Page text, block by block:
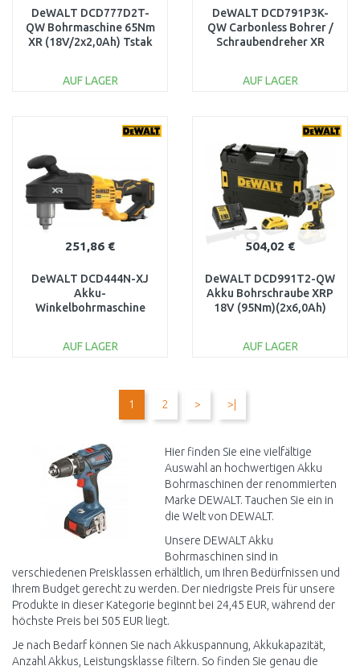
DeWALT DCD777D2T-
QW Bohrmaschine 65Nm
XR (18V/2x2,0Ah) Tstak
AUF LAGER
DeWALT DCD791P3K-
QW Carbonless Bohrer /
Schraubendreher XR
AUF LAGER
Vergleichen
251,86 €
DeWALT DCD444N-XJ
Akku-
Winkelbohrmaschine
AUF LAGER
504,02 €
DeWALT DCD991T2-QW
Akku Bohrschraube XRP
18V (95Nm)(2x6,0Ah)
AUF LAGER
1 2 > >|
Hier finden Sie eine vielfältige
Auswahl an hochwertigen Akku
Bohrmaschinen der renommierten
Marke DEWALT. Tauchen Sie ein in
die Welt von DEWALT.
Unsere DEWALT Akku
Bohrmaschinen sind in
verschiedenen Preisklassen erhältlich, um Ihren Bedürfnissen und
Ihrem Budget gerecht zu werden. Der niedrigste Preis für unsere
Produkte in dieser Kategorie beginnt bei 24,45 EUR, während der
höchste Preis bei 505 EUR liegt.
Je nach Bedarf können Sie nach Akkuspannung, Akkukapazität,
Anzahl Akkus, Leistungsklasse filtern. So finden Sie genau die